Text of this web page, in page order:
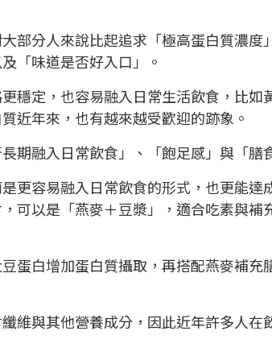
部分人來說比起追求「極高蛋白質濃度
「味道是否好入口」。
穩定，也容易融入日常生活飲食，比如
近年來，也有越來越受歡迎的跡象。
期融入日常飲食」、「飽足感」與「膳
更容易融入日常飲食的形式，也更能達
可以是「燕麥＋豆漿」，適合吃素與補
蛋白增加蛋白質攝取，再搭配燕麥補充
維與其他營養成分，因此近年許多人在